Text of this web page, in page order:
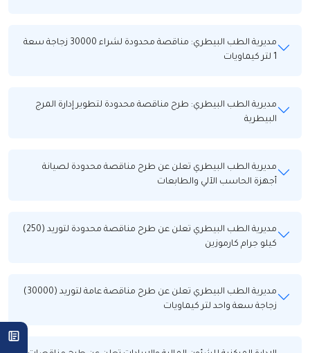
مديرية الطب البيطري: مناقصة محدودة لشراء 30000 زجاجة سعة
1 لتر كيماويات
مديرية الطب البيطري: طرح مناقصة محدودة لتطوير إدارة المرج
البيطرية
مديرية الطب البيطري تعلن عن طرح مناقصة محدودة لصيانة
أجهزة الحاسب الآلي والطابعات
مديرية الطب البيطري تعلن عن طرح مناقصة محدودة لتوريد (250)
كيلو جرام كارموزين
مديرية الطب البيطري تعلن عن طرح مناقصة عامة لتوريد (30000)
زجاجة سعة واحد لتر كيماويات